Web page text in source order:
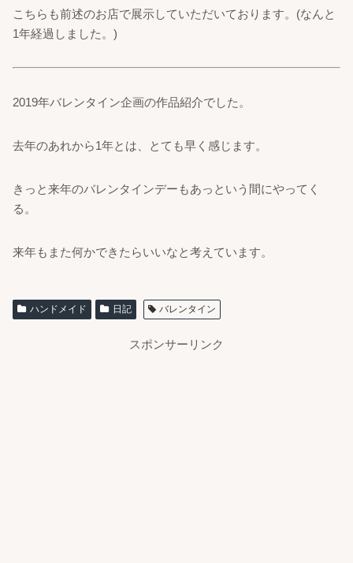
こちらも前述のお店で展示していただいております。(なんと
1年経過しました。)
2019年バレンタイン企画の作品紹介でした。
去年のあれから1年とは、とても早く感じます。
きっと来年のバレンタインデーもあっという間にやってく
る。
来年もまた何かできたらいいなと考えています。
ハンドメイド 日記 バレンタイン
スポンサーリンク